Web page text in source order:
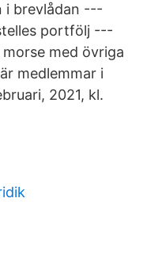
i brevlådan ---
portfölj ---
med övriga
medlemmar i
2021, kl.